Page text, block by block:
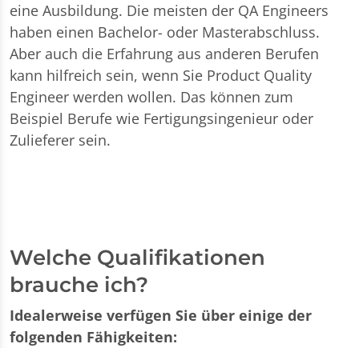
eine Ausbildung. Die meisten der QA Engineers
haben einen Bachelor- oder Masterabschluss.
Aber auch die Erfahrung aus anderen Berufen
kann hilfreich sein, wenn Sie Product Quality
Engineer werden wollen. Das können zum
Beispiel Berufe wie Fertigungsingenieur oder
Zulieferer sein.
Welche Qualifikationen
brauche ich?
Idealerweise verfügen Sie über einige der
folgenden Fähigkeiten: